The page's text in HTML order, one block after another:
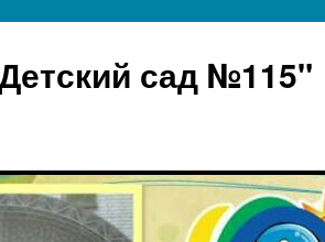
сад №115"